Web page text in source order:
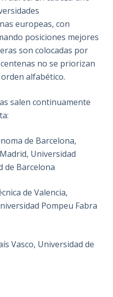
europeas, con
posiciones mejores
son colocadas por
no se priorizan
alfabético.
salen continuamente
de Barcelona,
Universidad
de Barcelona
de Valencia,
Pompeu Fabra
Vasco, Universidad de